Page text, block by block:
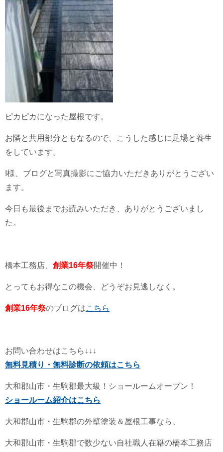
ピカピカになった屋根です。
お隣と共用部分ともなるので、こうした感じに足場と養生
をしています。
I様、ブログと写真撮影にご協力いただきありがとうござい
ます。
今日も最後までお読みいただき、ありがとうございまし
た。
橋本工務店、 創業16年祭開催中！
とってもお得なこの機会、どうぞお見逃しなく。
創業16年祭のブログはこちら
お問い合わせはこちら↓↓↓
無料見積り・無料診断の依頼はこちら
大和郡山市・生駒郡最大級！ショールームオープン！
ショールーム紹介はこちら
大和郡山市・生駒郡の外壁塗装＆屋根工事なら、
大和郡山市・生駒郡で数少ない自社職人在籍の橋本工務店